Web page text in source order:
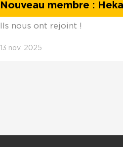
Nouveau membre :
Ils nous ont rejoint !
13 nov. 2025